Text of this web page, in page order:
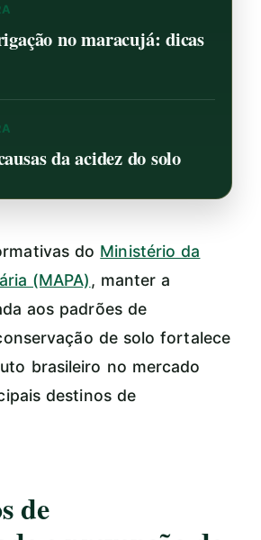
no maracujá: dicas
da acidez do solo
do Ministério da
(MAPA), manter a
aos padrões de
de solo fortalece
brasileiro no mercado
destinos de
de